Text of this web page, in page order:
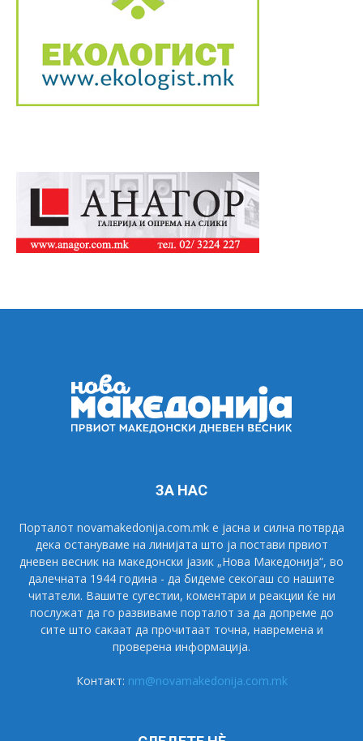
ЗА НАС
Порталот novamakedonija.com.mk е јасна и силна потврда
дека остануваме на линијата што ја постави првиот
дневен весник на македонски јазик „Нова Македонија“, во
далечната 1944 година - да бидеме секогаш со нашите
читатели. Вашите сугестии, коментари и реакции ќе ни
послужат да го развиваме порталот за да допреме до
сите што сакаат да прочитаат точна, навремена и
проверена информација.
Контакт: nm@novamakedonija.com.mk